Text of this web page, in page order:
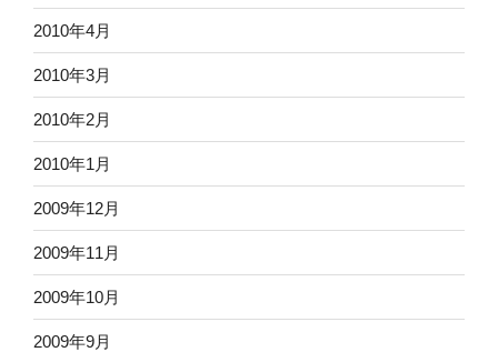
2010年4月
2010年3月
2010年2月
2010年1月
2009年12月
2009年11月
2009年10月
2009年9月